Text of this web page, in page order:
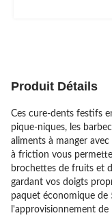
Produit Détails
Ces cure-dents festifs
pique-niques, les
aliments à manger
à friction vous
brochettes de fruits et
gardant vos doigts
paquet économique de
l'approvisionnement